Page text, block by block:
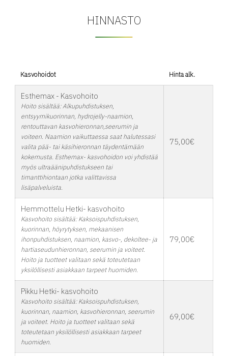
HINNASTO
Kasvohoidot Hinta alk.
Esthemax - Kasvohoito
Hoito sisältää: Alkupuhdistuksen,
entsyymikuorinnan, hydrojelly-naamion,
rentouttavan kasvohieronnan,seerumin ja
voiteen. Naamion vaikuttaessa saat halutessasi
valita pää- tai käsihieronnan täydentämään
kokemusta. Esthemax- kasvohoidon voi yhdistää
myös ultraäänipuhdistukseen tai
timanttihiontaan jotka valittavissa
lisäpalveluista.
75,00€
Hemmottelu Hetki- kasvohoito
Kasvohoito sisältää: Kaksoispuhdistuksen,
kuorinnan, höyrytyksen, mekaanisen
ihonpuhdistuksen, naamion, kasvo-, dekoltee- ja
hartiaseudunhieronnan, seerumin ja voiteet.
Hoito ja tuotteet valitaan sekä toteutetaan
yksilöllisesti asiakkaan tarpeet huomiden.
79,00€
Pikku Hetki- kasvohoito
Kasvohoito sisältää: Kaksoispuhdistuksen,
kuorinnan, naamion, kasvohieronnan, seerumin
ja voiteet. Hoito ja tuotteet valitaan sekä
toteutetaan yksilöllisesti asiakkaan tarpeet
huomiden.
69,00€